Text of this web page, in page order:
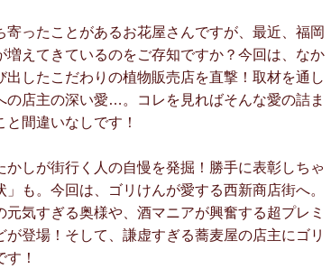
寄ったことがあるお花屋さんですが、最近、福岡
増えてきているのをご存知ですか？今回は、なか
出したこだわりの植物販売店を直撃！取材を通し
の店主の深い愛…。コレを見ればそんな愛の詰ま
間違いなしです！
かしが街行く人の自慢を発掘！勝手に表彰しちゃ
も。今回は、ゴリけんが愛する西新商店街へ。
気すぎる奥様や、酒マニアが興奮する超プレミ
が登場！そして、謙虚すぎる蕎麦屋の店主にゴリ
！